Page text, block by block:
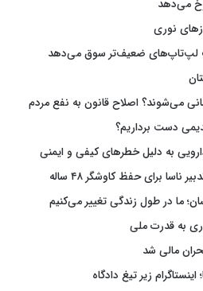
نوری
لپ‌تاپ‌های ضعیف‌تر سوق می‌دهد
می‌شوند؟ اصلاح قانون به نفع مردم
دست برداریم؟
ما در طول زندگی تغییر می‌کنیم
به قدرت ملی
مالی شد